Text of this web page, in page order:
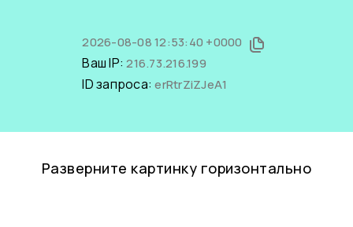
2026-08-08 12:53:40 +0000
Ваш IP:216.73.216.199
ID запроса:erRtrZiZJeA1
Разверните картинку горизонтально